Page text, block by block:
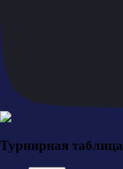
Турнирная таблица